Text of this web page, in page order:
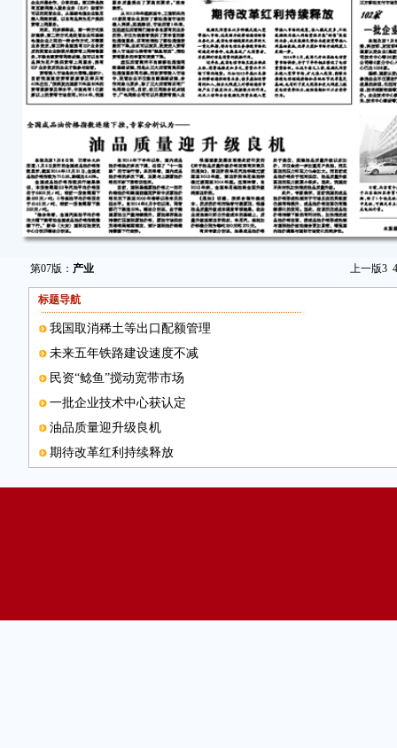
第07版： 产业 上一版3 4
标题导航
我国取消稀土等出口配额管理
未来五年铁路建设速度不减
民资“鲶鱼”搅动宽带市场
一批企业技术中心获认定
油品质量迎升级良机
期待改革红利持续释放